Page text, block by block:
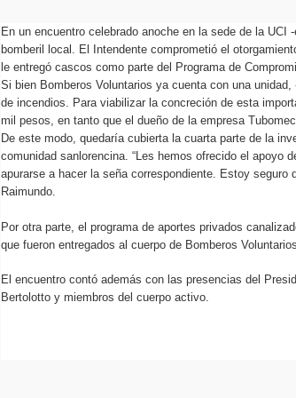
En un encuentro celebrado anoche en la sede de la
bomberil local. El Intendente comprometió el
le entregó cascos como parte del Programa de
Si bien Bomberos Voluntarios ya cuenta con una
de incendios. Para viabilizar la concreción de esta
mil pesos, en tanto que el dueño de la empresa
De este modo, quedaría cubierta la cuarta parte de la
comunidad sanlorencina. “Les hemos ofrecido el apoyo
apurarse a hacer la seña correspondiente. Estoy
Raimundo.
Por otra parte, el programa de aportes privados
que fueron entregados al cuerpo de Bomberos Voluntarios.
El encuentro contó además con las presencias del
Bertolotto y miembros del cuerpo activo.